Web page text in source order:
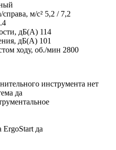
м/с² 5,2 / 7,2
дБ(A) 114
дБ(A) 101
ходу, об./мин 2800
инструмента нет
да
ErgoStart да